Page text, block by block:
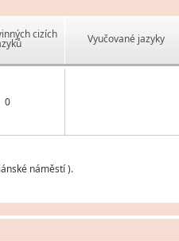
cizích Vyučované jazyky
0
náměstí ).